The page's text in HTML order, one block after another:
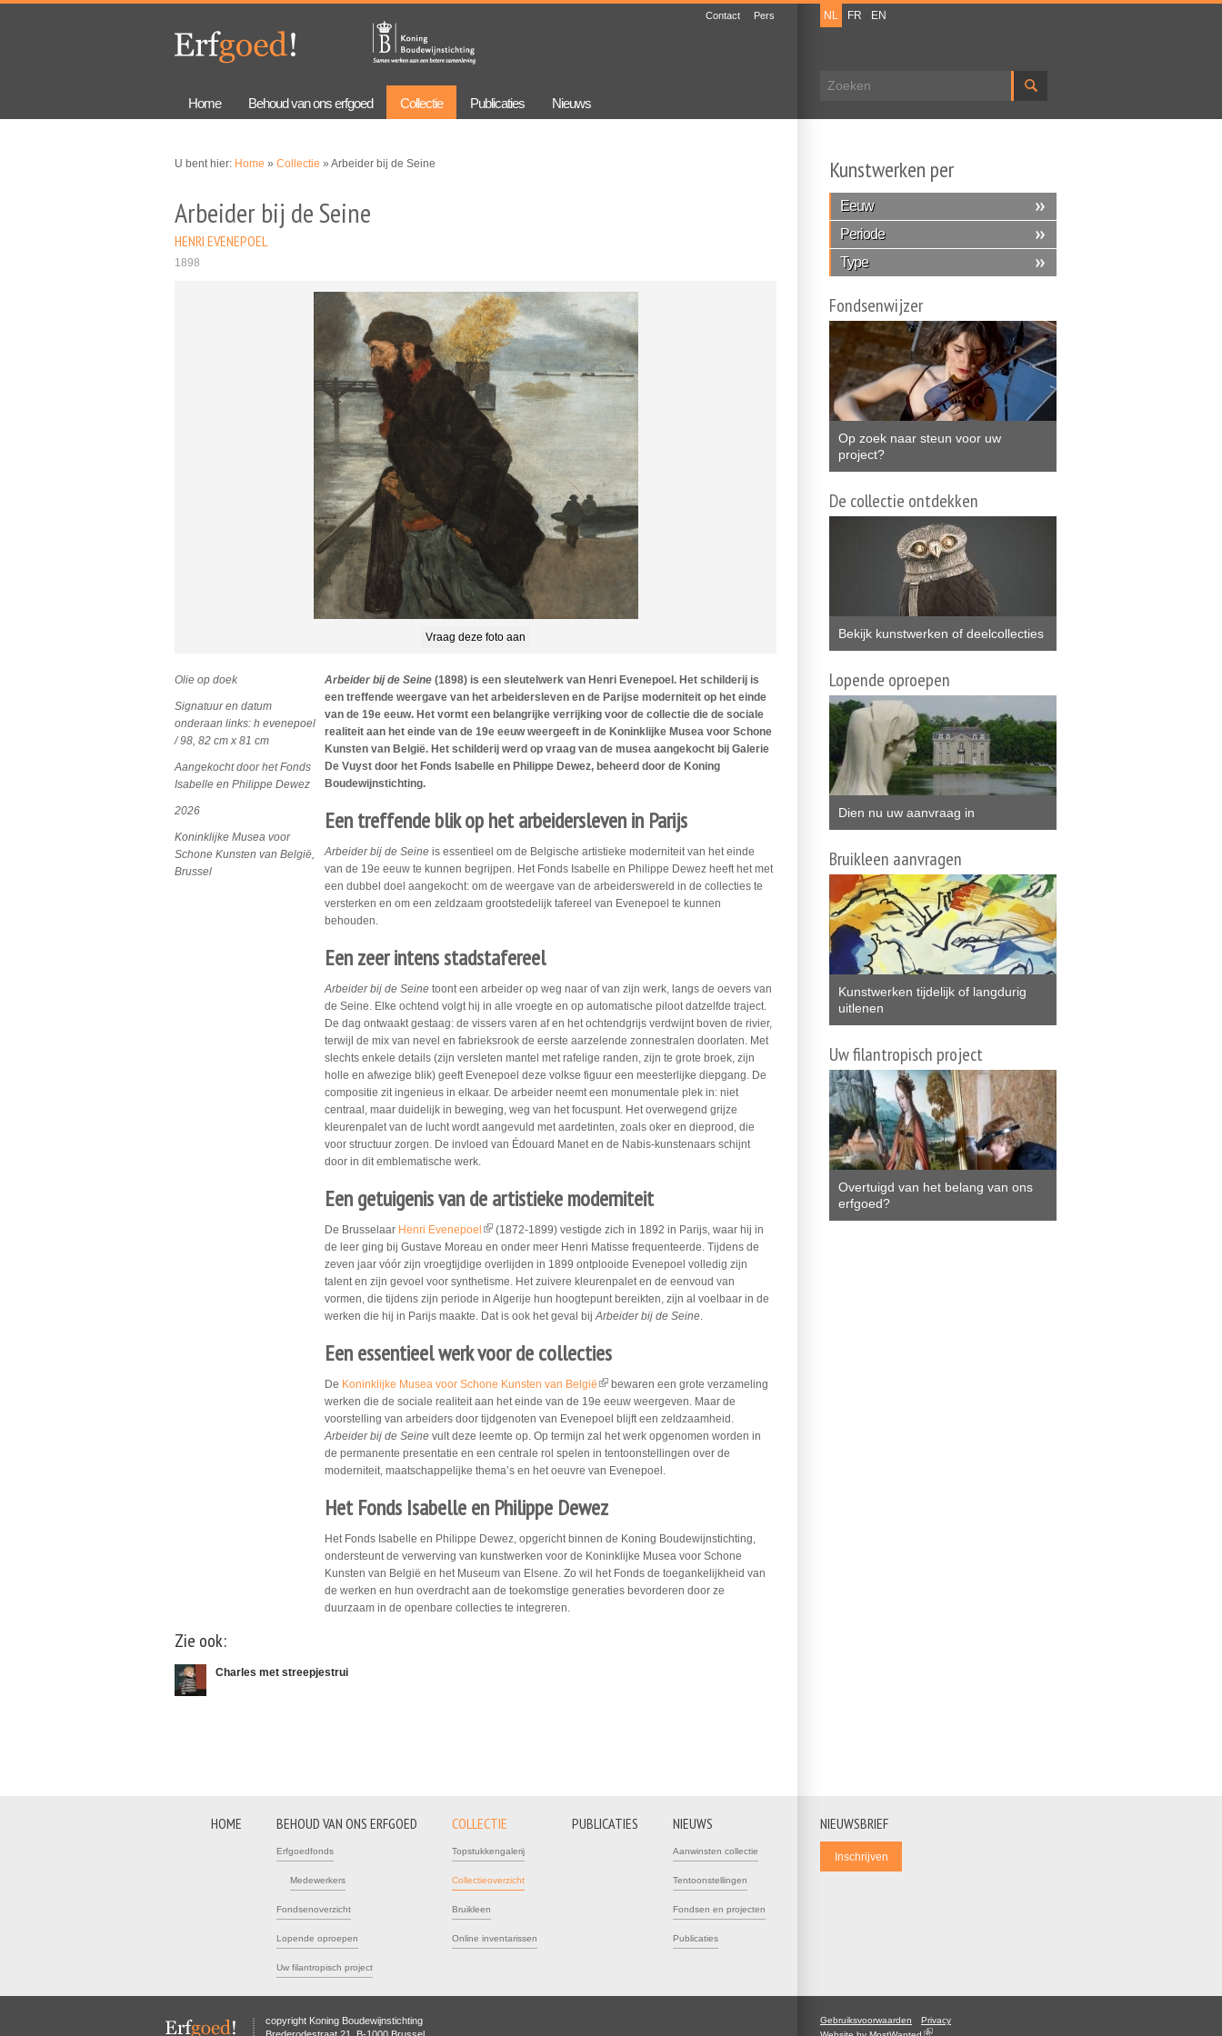
Contact Pers
Zoekveld
NL FR EN
Home Behoud van ons erfgoed Collectie Publicaties Nieuws
U bent hier: Home » Collectie » Arbeider bij de Seine
Arbeider bij de Seine
HENRI EVENEPOEL
1898
Vraag deze foto aan
Arbeider bij de Seine (1898) is een sleutelwerk van Henri Evenepoel. Het schilderij is
een treffende weergave van het arbeidersleven en de Parijse moderniteit op het einde
van de 19e eeuw. Het vormt een belangrijke verrijking voor de collectie die de sociale
realiteit aan het einde van de 19e eeuw weergeeft in de Koninklijke Musea voor Schone
Kunsten van België. Het schilderij werd op vraag van de musea aangekocht bij Galerie
De Vuyst door het Fonds Isabelle en Philippe Dewez, beheerd door de Koning
Boudewijnstichting.
Een treffende blik op het arbeidersleven in Parijs
Arbeider bij de Seine is essentieel om de Belgische artistieke moderniteit van het einde
van de 19e eeuw te kunnen begrijpen. Het Fonds Isabelle en Philippe Dewez heeft het met
een dubbel doel aangekocht: om de weergave van de arbeiderswereld in de collecties te
versterken en om een zeldzaam grootstedelijk tafereel van Evenepoel te kunnen
behouden.
Een zeer intens stadstafereel
Arbeider bij de Seine toont een arbeider op weg naar of van zijn werk, langs de oevers van
de Seine. Elke ochtend volgt hij in alle vroegte en op automatische piloot datzelfde traject.
De dag ontwaakt gestaag: de vissers varen af en het ochtendgrijs verdwijnt boven de rivier,
terwijl de mix van nevel en fabrieksrook de eerste aarzelende zonnestralen doorlaten. Met
slechts enkele details (zijn versleten mantel met rafelige randen, zijn te grote broek, zijn
holle en afwezige blik) geeft Evenepoel deze volkse figuur een meesterlijke diepgang. De
compositie zit ingenieus in elkaar. De arbeider neemt een monumentale plek in: niet
centraal, maar duidelijk in beweging, weg van het focuspunt. Het overwegend grijze
kleurenpalet van de lucht wordt aangevuld met aardetinten, zoals oker en dieprood, die
voor structuur zorgen. De invloed van Édouard Manet en de Nabis-kunstenaars schijnt
door in dit emblematische werk.
Een getuigenis van de artistieke moderniteit
De Brusselaar Henri Evenepoel (link is external)
(1872-1899) vestigde zich in 1892 in Parijs, waar hij in
de leer ging bij Gustave Moreau en onder meer Henri Matisse frequenteerde. Tijdens de
zeven jaar vóór zijn vroegtijdige overlijden in 1899 ontplooide Evenepoel volledig zijn
talent en zijn gevoel voor synthetisme. Het zuivere kleurenpalet en de eenvoud van
vormen, die tijdens zijn periode in Algerije hun hoogtepunt bereikten, zijn al voelbaar in de
werken die hij in Parijs maakte. Dat is ook het geval bijArbeider bij de Seine.
Een essentieel werk voor de collecties
De Koninklijke Musea voor Schone Kunsten van België (link is external)
bewaren een grote verzameling
werken die de sociale realiteit aan het einde van de 19e eeuw weergeven. Maar de
voorstelling van arbeiders door tijdgenoten van Evenepoel blijft een zeldzaamheid.
Arbeider bij de Seine vult deze leemte op. Op termijn zal het werk opgenomen worden in
de permanente presentatie en een centrale rol spelen in tentoonstellingen over de
moderniteit, maatschappelijke thema’s en het oeuvre van Evenepoel.
Het Fonds Isabelle en Philippe Dewez
Het Fonds Isabelle en Philippe Dewez, opgericht binnen de Koning Boudewijnstichting,
ondersteunt de verwerving van kunstwerken voor de Koninklijke Musea voor Schone
Kunsten van België en het Museum van Elsene. Zo wil het Fonds de toegankelijkheid van
de werken en hun overdracht aan de toekomstige generaties bevorderen door ze
duurzaam in de openbare collecties te integreren.
Olie op doek
Signatuur en datum
onderaan links: h evenepoel
/ 98, 82 cm x 81 cm
Aangekocht door het Fonds
Isabelle en Philippe Dewez
2026
Koninklijke Musea voor
Schone Kunsten van België,
Brussel
Zie ook:
Charles met streepjestrui
Kunstwerken per
Eeuw
Periode
Type
Fondsenwijzer
Op zoek naar steun voor uw
project?
De collectie ontdekken
Bekijk kunstwerken of deelcollecties
Lopende oproepen
Dien nu uw aanvraag in
Bruikleen aanvragen
Kunstwerken tijdelijk of langdurig
uitlenen
Uw filantropisch project
Overtuigd van het belang van ons
erfgoed?
NIEUWSBRIEF
NIEUWS
Aanwinsten collectie
Tentoonstellingen
Fondsen en projecten
Publicaties
HOME BEHOUD VAN ONS ERFGOED
Erfgoedfonds
Medewerkers
Fondsenoverzicht
Lopende oproepen
Uw filantropisch project
COLLECTIE
Topstukkengalerij
Collectieoverzicht
Bruikleen
Online inventarissen
PUBLICATIES
copyright Koning Boudewijnstichting
Gebruiksvoorwaarden
Privacy
(link is external)